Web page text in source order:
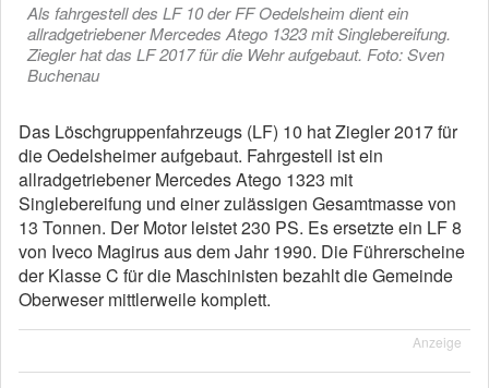
Als fahrgestell des LF 10 der FF Oedelsheim dient ein
allradgetriebener Mercedes Atego 1323 mit Singlebereifung.
Ziegler hat das LF 2017 für die Wehr aufgebaut. Foto: Sven
Buchenau
Das Löschgruppenfahrzeugs (LF) 10 hat Ziegler 2017 für
die Oedelsheimer aufgebaut. Fahrgestell ist ein
allradgetriebener Mercedes Atego 1323 mit
Singlebereifung und einer zulässigen Gesamtmasse von
13 Tonnen. Der Motor leistet 230 PS. Es ersetzte ein LF 8
von Iveco Magirus aus dem Jahr 1990. Die Führerscheine
der Klasse C für die Maschinisten bezahlt die Gemeinde
Oberweser mittlerweile komplett.
Anzeige